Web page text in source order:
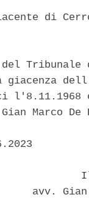
di
Tribunale
giacenza
l'8.11.1968
Marco
avv.